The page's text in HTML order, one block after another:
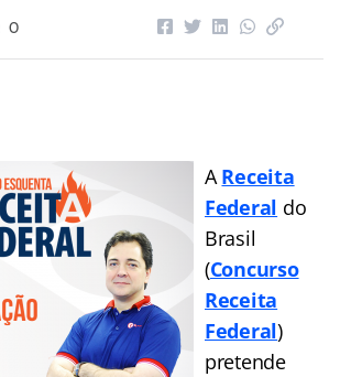
0
AReceita
Federal do
Brasil
(Concurso
Receita
Federal)
pretende